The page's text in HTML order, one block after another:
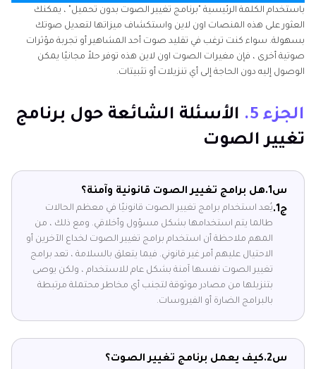
باستخدام الكلمة الرئيسية "برنامج تغيير الصوت بدون تحميل" ، يمكنك
العثور على هذه المنصات اون لاين واستكشاف ميزاتها لتعديل صوتك
بسهولة. سواء كنت ترغب في تقليد صوت أحد المشاهير أو تجربة مؤثرات
صوتية أخرى ، فإن مغيرات الصوت اون لاين هذه توفر حلاً مجانيًا يمكن
الوصول إليه دون الحاجة إلى أي تنزيلات أو تثبيتات.
الجزء 5.
الأسئلة الشائعة حول برنامج
تغيير الصوت
س1.
هل برامج تغيير الصوت قانونية وآمنة؟
ج1.
يُعد استخدام برامج تغيير الصوت قانونيًا في معظم الحالات
طالما يتم استخدامها بشكل مسؤول وأخلاقي. ومع ذلك ، من
المهم ملاحظة أن استخدام برامج تغيير الصوت لخداع الآخرين أو
الاحتيال عليهم أمر غير قانوني. فيما يتعلق بالسلامة ، تعد برامج
تغيير الصوت نفسها آمنة بشكل عام للاستخدام ، ولكن يوصى
بتنزيلها من مصادر موثوقة لتجنب أي مخاطر محتملة مرتبطة
بالبرامج الضارة أو الفيروسات.
س2.
كيف يعمل برنامج تغيير الصوت؟